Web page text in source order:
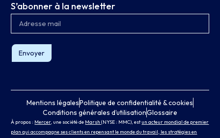
S’abonner à la newsletter
Envoyer
Mentions légalesPolitique de confidentialité & cookies
Conditions générales d’utilisationGlossaire
À propos : Mercer, une société de Marsh(NYSE : MMC), estun acteur mondial de premier
plan qui accompagne ses clients en repensant le monde du travail, les stratégies en